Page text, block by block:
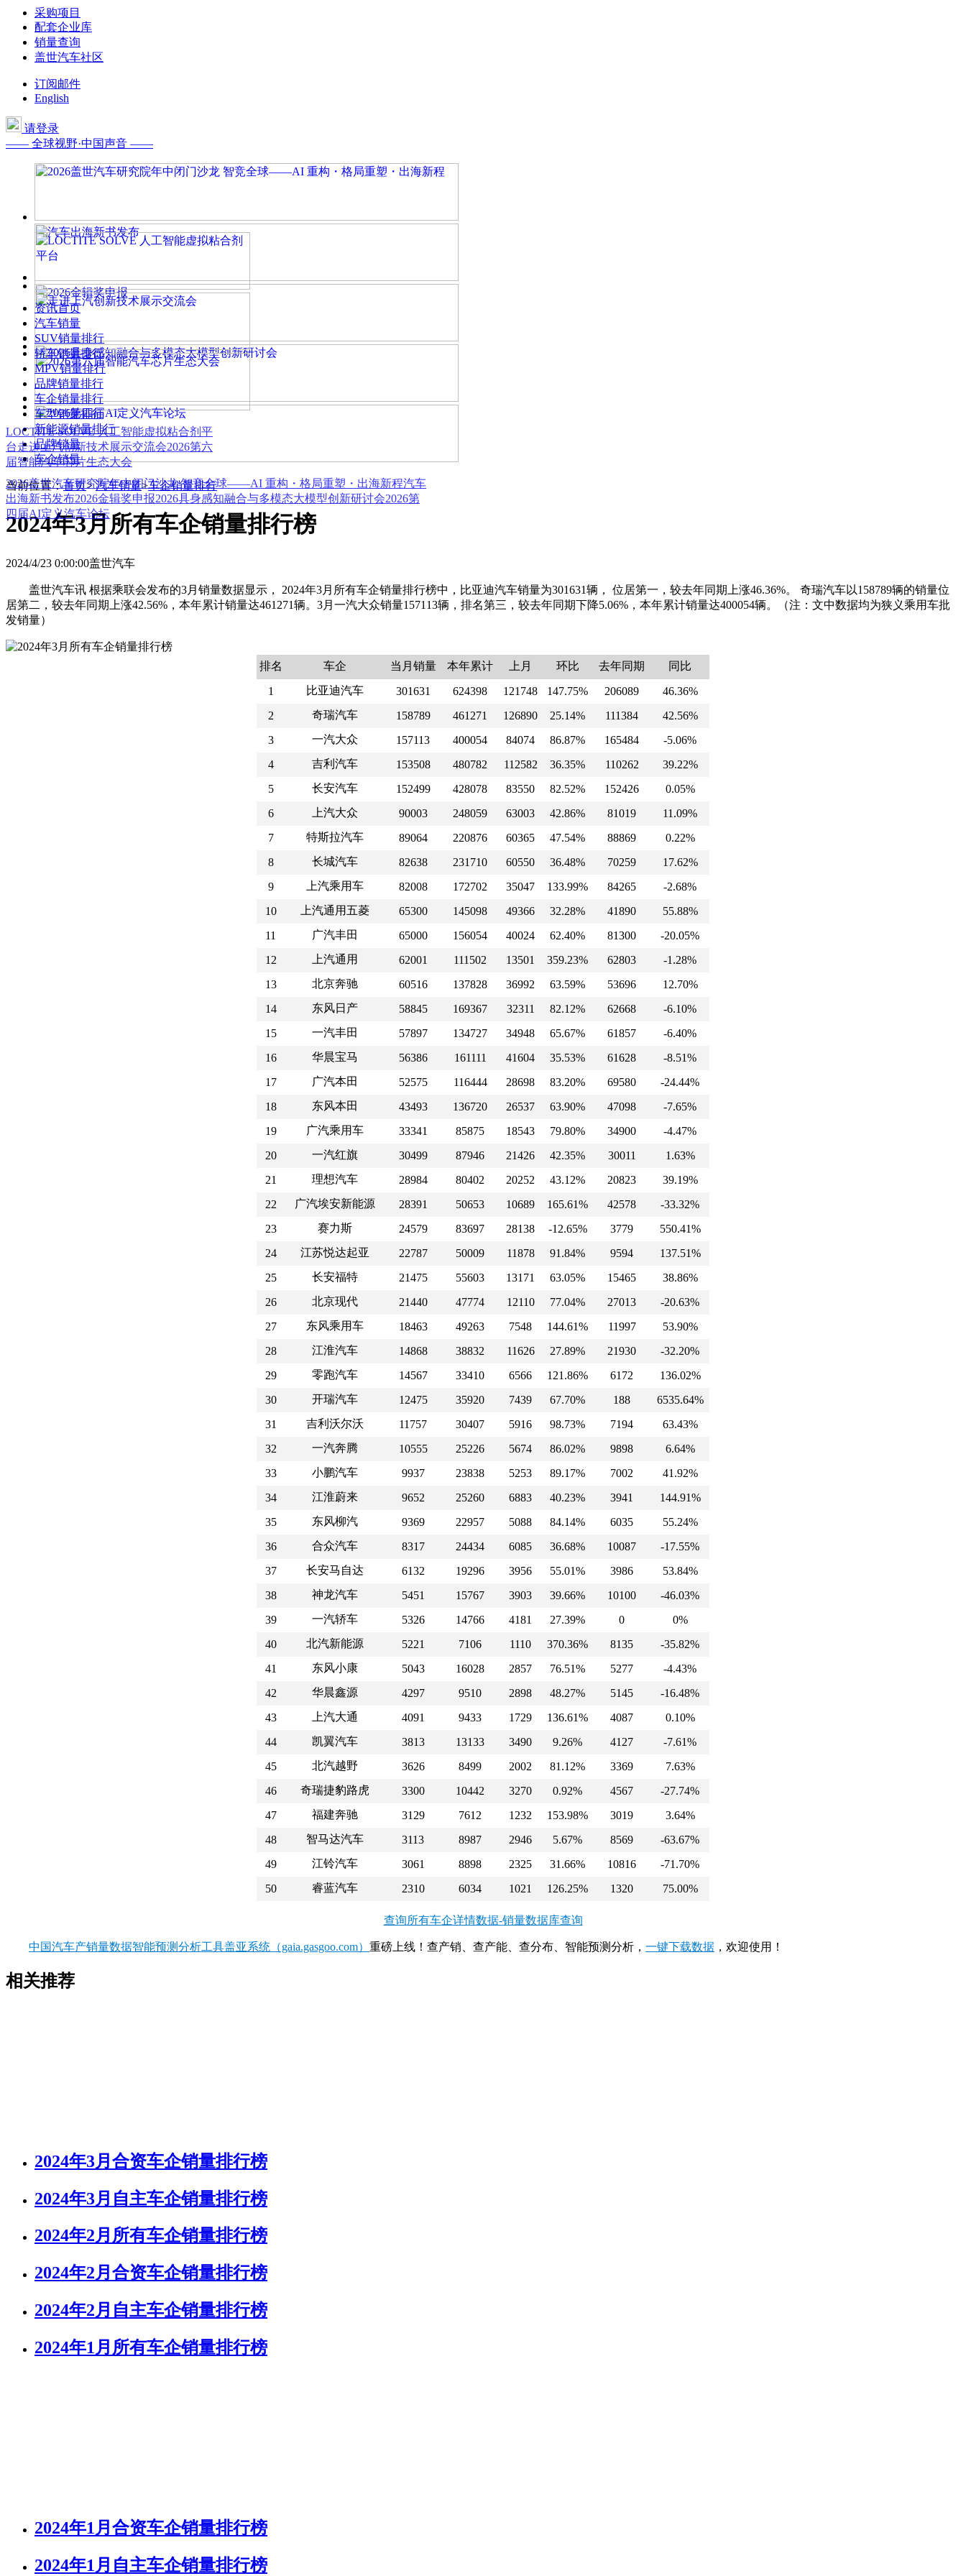
采购项目
配套企业库
销量查询
盖世汽车社区
订阅邮件
English
请登录
—— 全球视野·中国声音 ——
2026盖世汽车研究院年中闭门沙龙 智竞全球——AI 重构・格局重塑・出海新程汽车
出海新书发布2026金辑奖申报2026具身感知融合与多模态大模型创新研讨会2026第
四届AI定义汽车论坛
LOCTITE SOLVE 人工智能虚拟粘合剂平
台走进上汽创新技术展示交流会2026第六
届智能汽车芯片生态大会
资讯首页
汽车销量
SUV销量排行
轿车销量排行
MPV销量排行
品牌销量排行
车企销量排行
车型销量排行
新能源销量排行
品牌销量
车企销量
当前位置：首页>汽车销量>车企销量排行
2024年3月所有车企销量排行榜
2024/4/23 0:00:00盖世汽车
盖世汽车讯 根据乘联会发布的3月销量数据显示， 2024年3月所有车企销量排行榜中，比亚迪汽车销量为301631辆， 位居第一，较去年同期上涨46.36%。 奇瑞汽车以158789辆的销量位
居第二，较去年同期上涨42.56%，本年累计销量达461271辆。3月一汽大众销量157113辆，排名第三，较去年同期下降5.06%，本年累计销量达400054辆。（注：文中数据均为狭义乘用车批
发销量）
排名 车企 当月销量 本年累计 上月 环比 去年同期 同比
1 比亚迪汽车 301631 624398 121748 147.75% 206089
46.36%
2
奇瑞汽车 158789 461271 126890 25.14% 111384
42.56%
3
一汽大众 157113 400054 84074 86.87% 165484
-5.06%
4
吉利汽车 153508 480782 112582 36.35% 110262
39.22%
5
长安汽车 152499 428078 83550 82.52% 152426
0.05%
6
上汽大众 90003 248059 63003 42.86% 81019
11.09%
7
特斯拉汽车 89064 220876 60365 47.54% 88869
0.22%
8
长城汽车 82638 231710 60550 36.48% 70259
17.62%
9
上汽乘用车 82008 172702 35047 133.99% 84265
-2.68%
10
上汽通用五菱 65300 145098 49366 32.28% 41890
55.88%
11
广汽丰田 65000 156054 40024 62.40% 81300
-20.05%
12
上汽通用 62001 111502 13501 359.23% 62803
-1.28%
13
北京奔驰 60516 137828 36992 63.59% 53696
12.70%
14
东风日产 58845 169367 32311 82.12% 62668
-6.10%
15
一汽丰田 57897 134727 34948 65.67% 61857
-6.40%
16
华晨宝马 56386 161111 41604 35.53% 61628
-8.51%
17
广汽本田 52575 116444 28698 83.20% 69580
-24.44%
18
东风本田 43493 136720 26537 63.90% 47098
-7.65%
19
广汽乘用车 33341 85875 18543 79.80% 34900
-4.47%
20
一汽红旗 30499 87946 21426 42.35% 30011
1.63%
21
理想汽车 28984 80402 20252 43.12% 20823
39.19%
22
广汽埃安新能源 28391 50653 10689 165.61% 42578
-33.32%
23
赛力斯 24579 83697 28138 -12.65% 3779
550.41%
24
江苏悦达起亚 22787 50009 11878 91.84% 9594
137.51%
25
长安福特 21475 55603 13171 63.05% 15465
38.86%
26
北京现代 21440 47774 12110 77.04% 27013
-20.63%
27
东风乘用车 18463 49263 7548 144.61% 11997
53.90%
28
江淮汽车 14868 38832 11626 27.89% 21930
-32.20%
29
零跑汽车 14567 33410 6566 121.86% 6172
136.02%
30
开瑞汽车 12475 35920 7439 67.70% 188
6535.64%
31
吉利沃尔沃 11757 30407 5916 98.73% 7194
63.43%
32
一汽奔腾 10555 25226 5674 86.02% 9898
6.64%
33
小鹏汽车 9937 23838 5253 89.17% 7002
41.92%
34
江淮蔚来 9652 25260 6883 40.23% 3941
144.91%
35
东风柳汽 9369 22957 5088 84.14% 6035
55.24%
36
合众汽车 8317 24434 6085 36.68% 10087
-17.55%
37
长安马自达 6132 19296 3956 55.01% 3986
53.84%
38
神龙汽车 5451 15767 3903 39.66% 10100
-46.03%
39
一汽轿车 5326 14766 4181 27.39% 0
0%
40
北汽新能源 5221 7106 1110 370.36% 8135
-35.82%
41
东风小康 5043 16028 2857 76.51% 5277
-4.43%
42
华晨鑫源 4297 9510 2898 48.27% 5145
-16.48%
43
上汽大通 4091 9433 1729 136.61% 4087
0.10%
44
凯翼汽车 3813 13133 3490 9.26% 4127
-7.61%
45
北汽越野 3626 8499 2002 81.12% 3369
7.63%
46
奇瑞捷豹路虎 3300 10442 3270 0.92% 4567
-27.74%
47
福建奔驰 3129 7612 1232 153.98% 3019
3.64%
48
智马达汽车 3113 8987 2946 5.67% 8569
-63.67%
49
江铃汽车 3061 8898 2325 31.66% 10816
-71.70%
50
睿蓝汽车 2310 6034 1021 126.25% 1320 75.00%
查询所有车企详情数据-销量数据库查询
中国汽车产销量数据智能预测分析工具盖亚系统（gaia.gasgoo.com） 重磅上线！查产销、查产能、查分布、智能预测分析， 一键下载数据 ，欢迎使用！
相关推荐
2024年3月合资车企销量排行榜
2024年3月自主车企销量排行榜
2024年2月所有车企销量排行榜
2024年2月合资车企销量排行榜
2024年2月自主车企销量排行榜
2024年1月所有车企销量排行榜
2024年1月合资车企销量排行榜
2024年1月自主车企销量排行榜